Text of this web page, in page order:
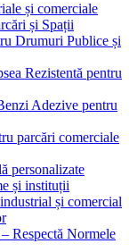
și comerciale
și Spații
Drumuri Publice și
Rezistentă pentru
Adezive pentru
parcări comerciale
personalizate
și instituții
și comercial
Respectă Normele